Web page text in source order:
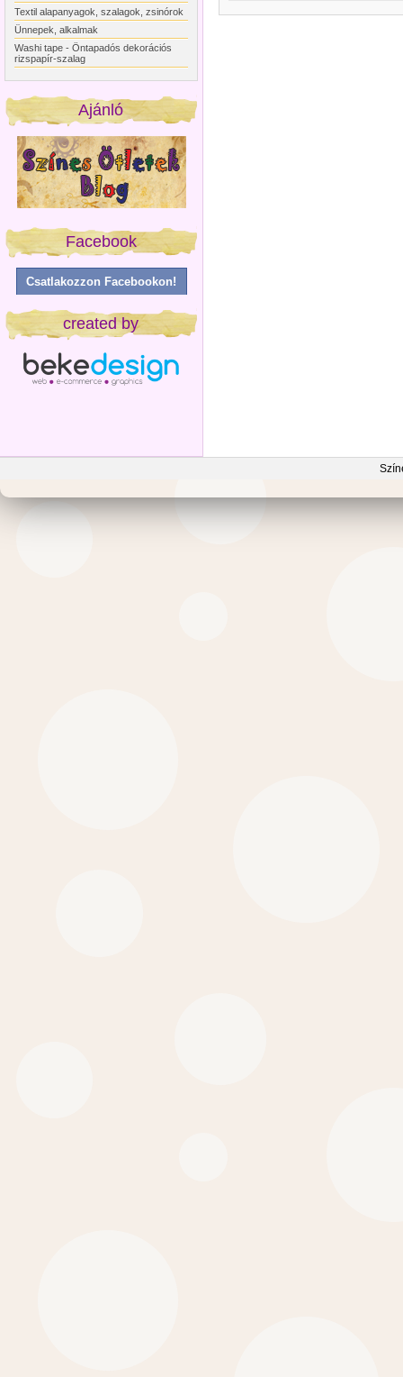
Textil alapanyagok, szalagok, zsinórok
Ünnepek, alkalmak
Washi tape - Öntapadós dekorációs
rizspapír-szalag
Ajánló
Facebook
Csatlakozzon Facebookon!
created by